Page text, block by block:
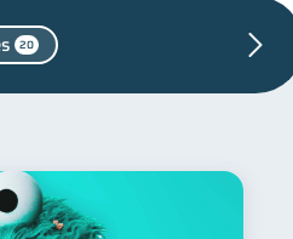
20
Tarjeta de crédito